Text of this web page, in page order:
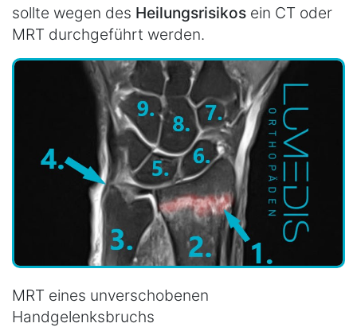
sollte wegen des Heilungsrisikos ein CT oder
MRT durchgeführt werden.
MRT eines unverschobenen
Handgelenksbruchs